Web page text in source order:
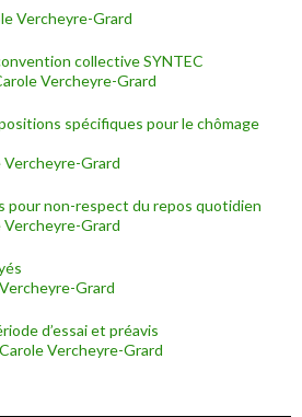
Vercheyre-Grard
collective SYNTEC
Vercheyre-Grard
spécifiques pour le chômage
Vercheyre-Grard
pour non-respect du repos quotidien
Vercheyre-Grard
Grard
d’essai et préavis
Carole Vercheyre-Grard